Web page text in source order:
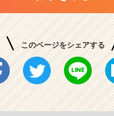
このページをシェアする